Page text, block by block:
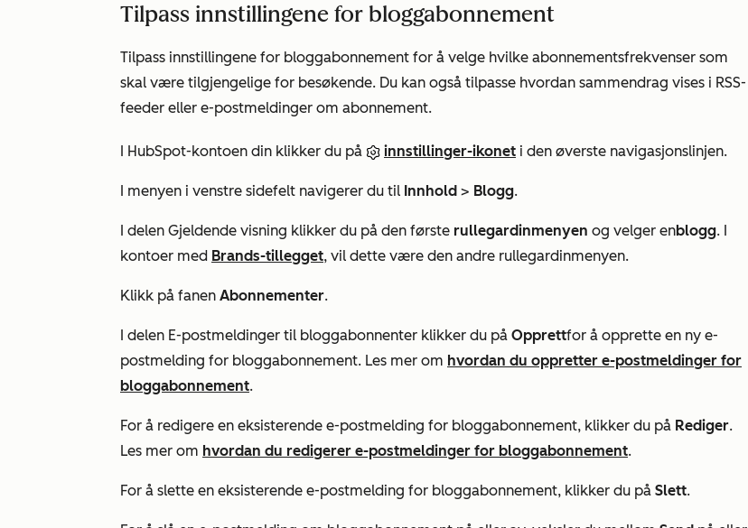
Tilpass innstillingene for bloggabonnement
Tilpass innstillingene for bloggabonnement for å velge hvilke abonnementsfrekvenser som
skal være tilgjengelige for besøkende. Du kan også tilpasse hvordan sammendrag vises i RSS-
feeder eller e-postmeldinger om abonnement.
I HubSpot-kontoen din klikker du på innstillinger-ikonet i den øverste navigasjonslinjen.
I menyen i venstre sidefelt navigerer du til Innhold > Blogg.
I delen Gjeldende visning klikker du på den første rullegardinmenyen og velger enblogg. I
kontoer med Brands-tillegget, vil dette være den andre rullegardinmenyen.
Klikk på fanen Abonnementer.
I delen E-postmeldinger til bloggabonnenter klikker du på Opprettfor å opprette en ny e-
postmelding for bloggabonnement. Les mer om hvordan du oppretter e-postmeldinger for
bloggabonnement.
For å redigere en eksisterende e-postmelding for bloggabonnement, klikker du på Rediger.
Les mer om hvordan du redigerer e-postmeldinger for bloggabonnement.
For å slette en eksisterende e-postmelding for bloggabonnement, klikker du på Slett.